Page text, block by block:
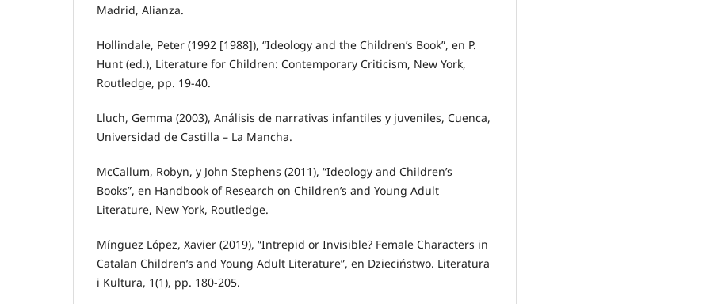
Madrid, Alianza.
Hollindale, Peter (1992 [1988]), “Ideology and the Children’s Book”, en P.
Hunt (ed.), Literature for Children: Contemporary Criticism, New York,
Routledge, pp. 19-40.
Lluch, Gemma (2003), Análisis de narrativas infantiles y juveniles, Cuenca,
Universidad de Castilla – La Mancha.
McCallum, Robyn, y John Stephens (2011), “Ideology and Children’s
Books”, en Handbook of Research on Children’s and Young Adult
Literature, New York, Routledge.
Mínguez López, Xavier (2019), “Intrepid or Invisible? Female Characters in
Catalan Children’s and Young Adult Literature”, en Dzieciństwo. Literatura
i Kultura, 1(1), pp. 180-205.